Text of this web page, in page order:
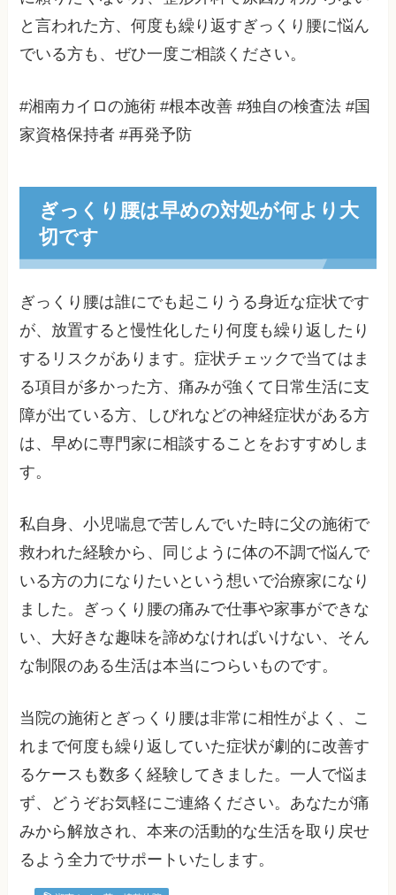
と言われた方、何度も繰り返すぎっくり腰に悩ん
でいる方も、ぜひ一度ご相談ください。
#湘南カイロの施術 #根本改善 #独自の検査法 #国
家資格保持者 #再発予防
ぎっくり腰は早めの対処が何より大
切です
ぎっくり腰は誰にでも起こりうる身近な症状です
が、放置すると慢性化したり何度も繰り返したり
するリスクがあります。症状チェックで当てはま
る項目が多かった方、痛みが強くて日常生活に支
障が出ている方、しびれなどの神経症状がある方
は、早めに専門家に相談することをおすすめしま
す。
私自身、小児喘息で苦しんでいた時に父の施術で
救われた経験から、同じように体の不調で悩んで
いる方の力になりたいという想いで治療家になり
ました。ぎっくり腰の痛みで仕事や家事ができな
い、大好きな趣味を諦めなければいけない、そん
な制限のある生活は本当につらいものです。
当院の施術とぎっくり腰は非常に相性がよく、こ
れまで何度も繰り返していた症状が劇的に改善す
るケースも数多く経験してきました。一人で悩ま
ず、どうぞお気軽にご連絡ください。あなたが痛
みから解放され、本来の活動的な生活を取り戻せ
るよう全力でサポートいたします。